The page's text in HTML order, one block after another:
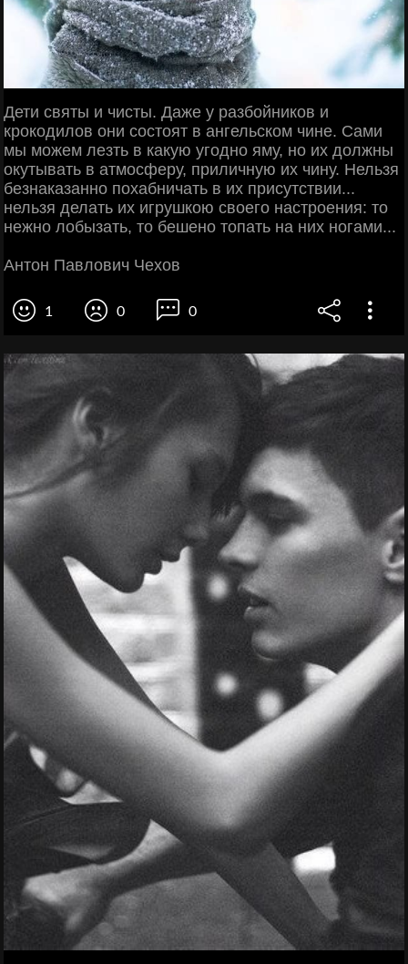
Дети святы и чисты. Даже у разбойников и
крокодилов они состоят в ангельском чине. Сами
мы можем лезть в какую угодно яму, но их должны
окутывать в атмосферу, приличную их чину. Нельзя
безнаказанно похабничать в их присутствии...
нельзя делать их игрушкою своего настроения: то
нежно лобызать, то бешено топать на них ногами...
Антон Павлович Чехов
1 0 0